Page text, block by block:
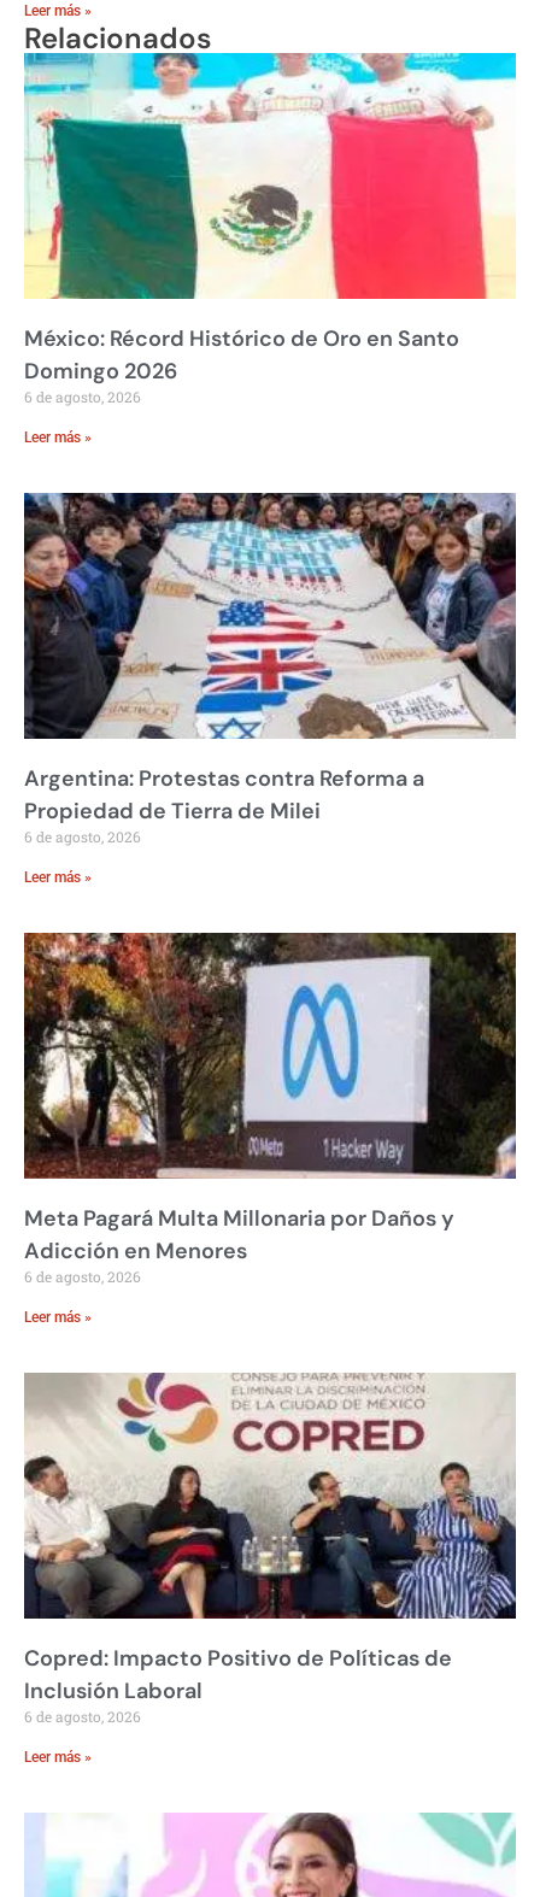
Leer más »
Relacionados
México: Récord Histórico de Oro en Santo
Domingo 2026
6 de agosto, 2026
Leer más »
Argentina: Protestas contra Reforma a
Propiedad de Tierra de Milei
6 de agosto, 2026
Leer más »
Meta Pagará Multa Millonaria por Daños y
Adicción en Menores
6 de agosto, 2026
Leer más »
Copred: Impacto Positivo de Políticas de
Inclusión Laboral
6 de agosto, 2026
Leer más »